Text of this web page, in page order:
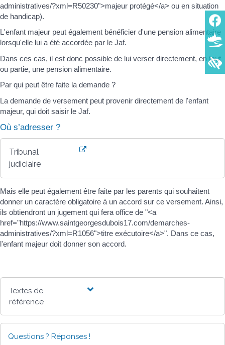
administratives/?xml=R50230">majeur protégé</a> ou en situation
de handicap).
L'enfant majeur peut également bénéficier d'une pension alimentaire
lorsqu'elle lui a été accordée par le Jaf.
Dans ces cas, il est donc possible de lui verser directement, en tout
ou partie, une pension alimentaire.
Par qui peut être faite la demande ?
La demande de versement peut provenir directement de l'enfant
majeur, qui doit saisir le Jaf.
Où s’adresser ?
Tribunal
judiciaire
Mais elle peut également être faite par les parents qui souhaitent
donner un caractère obligatoire à un accord sur ce versement. Ainsi,
ils obtiendront un jugement qui fera office de "<a
href="https://www.saintgeorgesdubois17.com/demarches-
administratives/?xml=R1056">titre exécutoire</a>". Dans ce cas,
l'enfant majeur doit donner son accord.
Textes de
référence
Questions ? Réponses !